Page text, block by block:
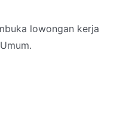
lowongan kerja